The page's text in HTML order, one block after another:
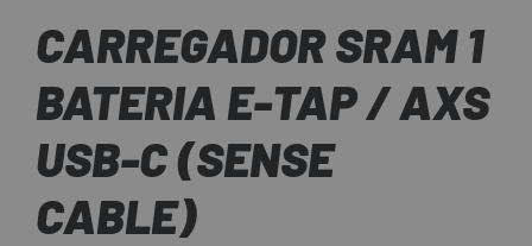
CARREGADOR SRAM 1
BATERIA E-TAP / AXS
USB-C (SENSE
CABLE)